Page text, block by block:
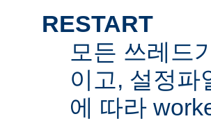
RESTART
모든 쓰레드
이고, 설정파
에 따라